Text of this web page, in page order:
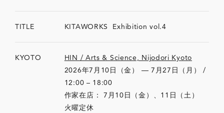
TITLE KITAWORKS Exhibition vol.4
KYOTO
HIN / Arts & Science, Nijodori Kyoto
2026年7月10日（金） — 7月27日（月） /
12:00 – 18:00
作家在店： 7月10日（金）、11日（土）
火曜定休